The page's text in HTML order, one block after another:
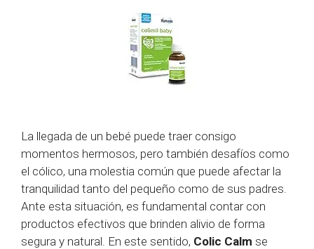
La llegada de un bebé puede traer consigo
momentos hermosos, pero también desafíos como
el cólico, una molestia común que puede afectar la
tranquilidad tanto del pequeño como de sus padres.
Ante esta situación, es fundamental contar con
productos efectivos que brinden alivio de forma
segura y natural. En este sentido, Colic Calm se